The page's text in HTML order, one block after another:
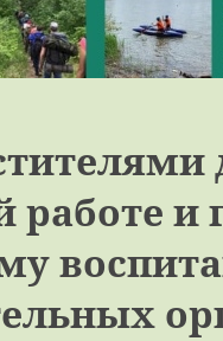
работе и